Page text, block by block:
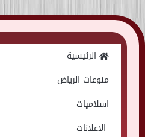
Skip
to
الرئيسية
منوعات الرياض
اسلاميات
الاعلانات